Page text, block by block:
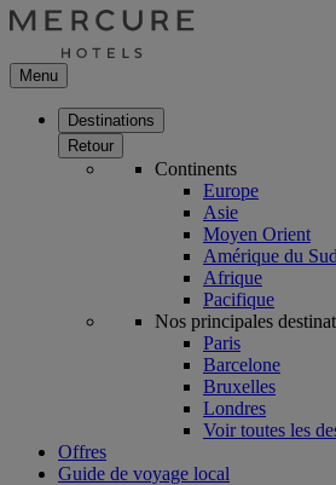
Menu
Destinations
Retour
Continents
Europe
Asie
Moyen Orient
Amérique du Sud
Afrique
Pacifique
Nos principales
Paris
Barcelone
Bruxelles
Londres
Voir toutes les
Offres
Guide de voyage local